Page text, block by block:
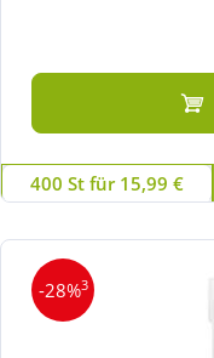
400 St für 15,99 €
-28%3